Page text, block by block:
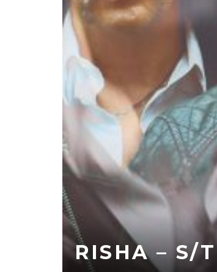
RISHA – S/T